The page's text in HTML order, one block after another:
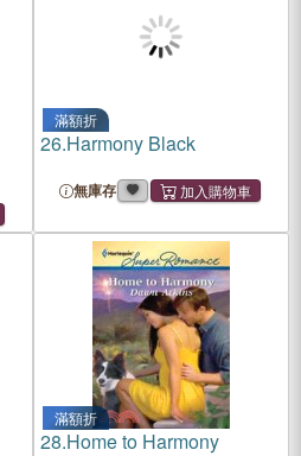
滿額折
26.Harmony Black
無庫存
滿額折
28.Home to Harmony